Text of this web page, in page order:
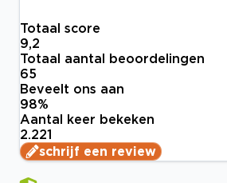
Totaal score
9,2
Totaal aantal beoordelingen
65
Beveelt ons aan
98%
Aantal keer bekeken
2.221
schrijf een review